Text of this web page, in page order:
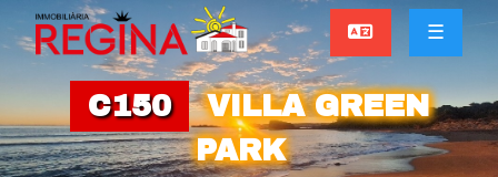
C150
VILLA GREEN
PARK
☰